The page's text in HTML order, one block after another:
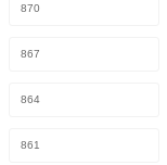
870
867
864
861